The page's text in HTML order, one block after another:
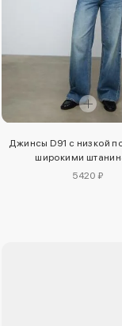
Джинсы D91 с низкой
широкими
5420 ₽